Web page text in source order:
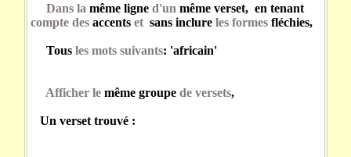
Dans la même ligne d'un même verset, en tenant
compte des accents et sans inclureles formes fléchies,
Tous les mots suivants: 'africain'
Afficher le même groupede versets,
Un verset trouvé :